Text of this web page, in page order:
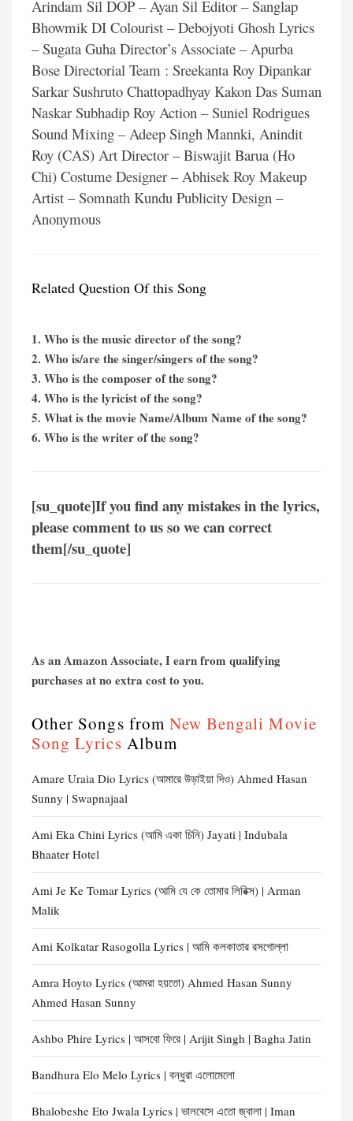
Arindam Sil DOP – Ayan Sil Editor – Sanglap
Bhowmik DI Colourist – Debojyoti Ghosh Lyrics
– Sugata Guha Director’s Associate – Apurba
Bose Directorial Team : Sreekanta Roy Dipankar
Sarkar Sushruto Chattopadhyay Kakon Das Suman
Naskar Subhadip Roy Action – Suniel Rodrigues
Sound Mixing – Adeep Singh Mannki, Anindit
Roy (CAS) Art Director – Biswajit Barua (Ho
Chi) Costume Designer – Abhisek Roy Makeup
Artist – Somnath Kundu Publicity Design –
Anonymous
Related Question Of this Song
1. Who is the music director of the song?
2. Who is/are the singer/singers of the song?
3. Who is the composer of the song?
4. Who is the lyricist of the song?
5. What is the movie Name/Album Name of the song?
6. Who is the writer of the song?
[su_quote]If you find any mistakes in the lyrics,
please comment to us so we can correct
them[/su_quote]
As an Amazon Associate, I earn from qualifying
purchases at no extra cost to you.
Other Songs from New Bengali Movie
Song Lyrics Album
Amare Uraia Dio Lyrics (আমারে উড়াইয়া দিও) Ahmed Hasan
Sunny | Swapnajaal
Ami Eka Chini Lyrics (আমি একা চিনি) Jayati | Indubala
Bhaater Hotel
Ami Je Ke Tomar Lyrics (আমি যে কে তোমার লিরিক্স) | Arman
Malik
Ami Kolkatar Rasogolla Lyrics | আমি কলকাতার রসগোল্লা
Amra Hoyto Lyrics (আমরা হয়তো) Ahmed Hasan Sunny
Ahmed Hasan Sunny
Ashbo Phire Lyrics | আসবো ফিরে | Arijit Singh | Bagha Jatin
Bandhura Elo Melo Lyrics | বন্ধুরা এলোমেলো
Bhalobeshe Eto Jwala Lyrics | ভালবেসে এতো জ্বালা | Iman